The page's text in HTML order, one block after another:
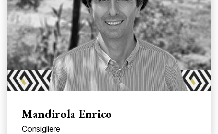
Mandirola Enrico
Consigliere